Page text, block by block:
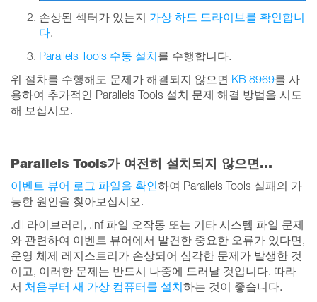
손상된 섹터가 있는지 가상 하드 드라이브를 확인합니
다.
Parallels Tools 수동 설치를 수행합니다.
위 절차를 수행해도 문제가 해결되지 않으면 KB 8969를 사
용하여 추가적인 Parallels Tools 설치 문제 해결 방법을 시도
해 보십시오.
Parallels Tools가 여전히 설치되지 않으면...
이벤트 뷰어 로그 파일을 확인하여 Parallels Tools 실패의 가
능한 원인을 찾아보십시오.
.dll 라이브러리, .inf 파일 오작동 또는 기타 시스템 파일 문제
와 관련하여 이벤트 뷰어에서 발견한 중요한 오류가 있다면,
운영 체제 레지스트리가 손상되어 심각한 문제가 발생한 것
이고, 이러한 문제는 반드시 나중에 드러날 것입니다. 따라
서 처음부터 새 가상 컴퓨터를 설치하는 것이 좋습니다.